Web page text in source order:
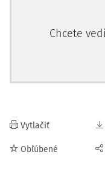
Chcete
Vytlačiť
Obľúbené